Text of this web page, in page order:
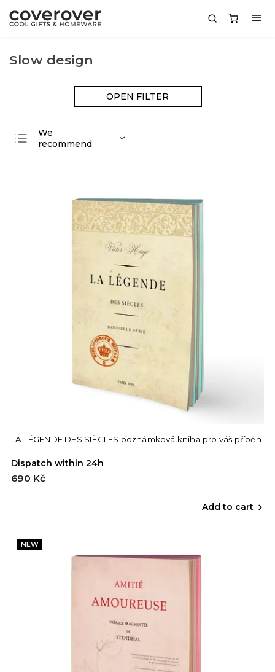
Slow design
OPEN FILTER
We
recommend
Bestsellers
Alphabetically
LA LÉGENDE DES SIÈCLES poznámková kniha pro váš příběh
Dispatch within 24h
690 Kč
Add to cart
NEW